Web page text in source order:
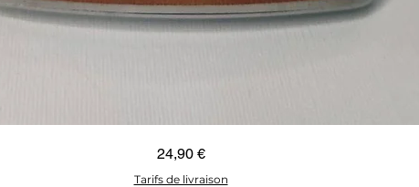
Aperçu rapide
Prix
24,90 €
Tarifs de livraison